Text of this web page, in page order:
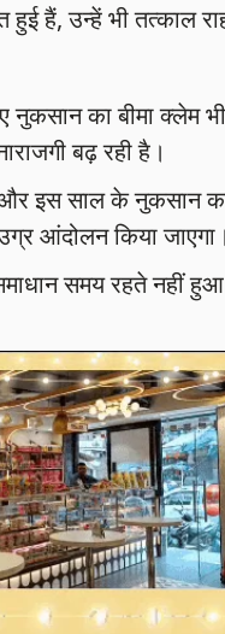
हुई हैं, उन्हें भी तत्काल
का बीमा क्लेम
बढ़ रही है।
इस साल के नुकसान
आंदोलन किया जाएगा।
समय रहते नहीं